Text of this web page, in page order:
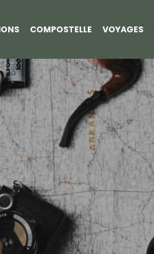
COMPOSTELLE VOYAGES